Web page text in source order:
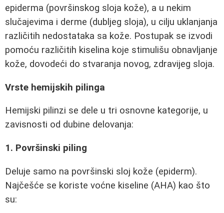
epiderma (površinskog sloja kože), a u nekim
slučajevima i derme (dubljeg sloja), u cilju uklanjanja
različitih nedostataka sa kože. Postupak se izvodi
pomoću različitih kiselina koje stimulišu obnavljanje
kože, dovodeći do stvaranja novog, zdravijeg sloja.
Vrste hemijskih pilinga
Hemijski pilinzi se dele u tri osnovne kategorije, u
zavisnosti od dubine delovanja:
1. Površinski piling
Deluje samo na površinski sloj kože (epiderm).
Najčešće se koriste voćne kiseline (AHA) kao što
su: